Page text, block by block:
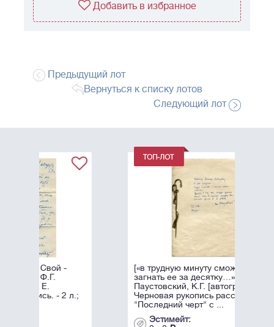
Добавить в избранное
Предыдущий лот
Вернуться к списку лотов
Следующий лот
[«в трудную минуту сможете
загнать ее за десятку…»]
Паустовский, К.Г. [автограф].
Черновая рукопись рассказа
"Последний черт" с ...